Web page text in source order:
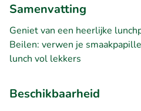
Samenvatting
Geniet van een heerlijke
Beilen: verwen je
lunch vol lekkers
Beschikbaarheid